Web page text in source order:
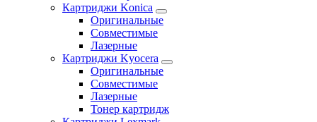
Картриджи Konica
Оригинальные
Совместимые
Лазерные
Картриджи Kyocera
Оригинальные
Совместимые
Лазерные
Тонер картридж